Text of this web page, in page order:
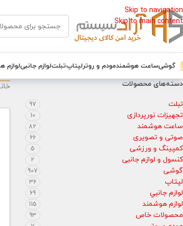
Skip to navigation
Skip to main content
گوشیساعت هوشمندمودم و روترلپتاپتبلتلوازم جانبیلوازم
دسته‌های محصولات
تبلت 97
تجهیزات نورپردازی 10
ساعت هوشمند 82
صوتی و تصویری 66
کمپینگ و ورزشی 5
کنسول و لوازم جانبی 2
گوشی 907
لپتاپ 36
لوازم جانبي 69
لوازم هوشمند 115
محصولات خاص 93